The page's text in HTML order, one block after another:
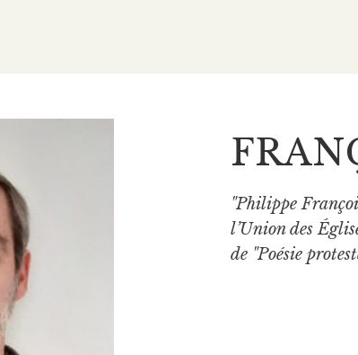
"Philippe
l’Union des
de "Poésie